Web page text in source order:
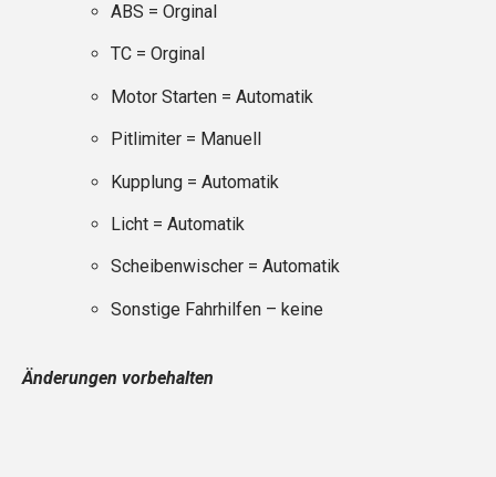
ABS = Orginal
TC = Orginal
Motor Starten = Automatik
Pitlimiter = Manuell
Kupplung = Automatik
Licht = Automatik
Scheibenwischer = Automatik
Sonstige Fahrhilfen – keine
Änderungen vorbehalten